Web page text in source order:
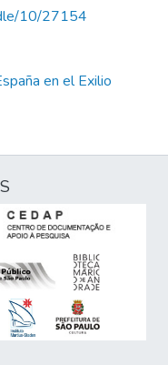
10/27154
en el Exilio